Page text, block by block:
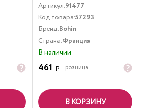
Артикул:91477
Код товара:57293
Бренд:Bohin
Страна:Франция
В наличии
461 р. розница
В КОРЗИНУ